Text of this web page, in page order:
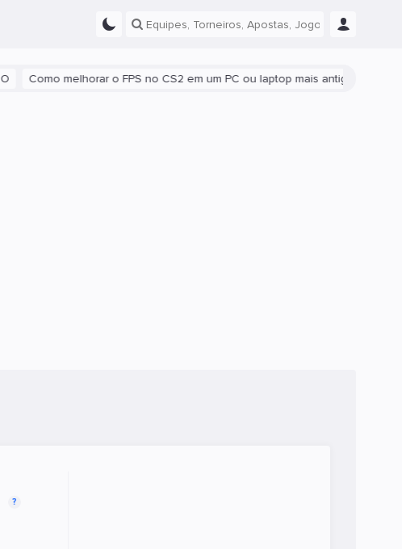
Como melhorar o FPS no CS2 em um PC ou laptop mais antigo
?